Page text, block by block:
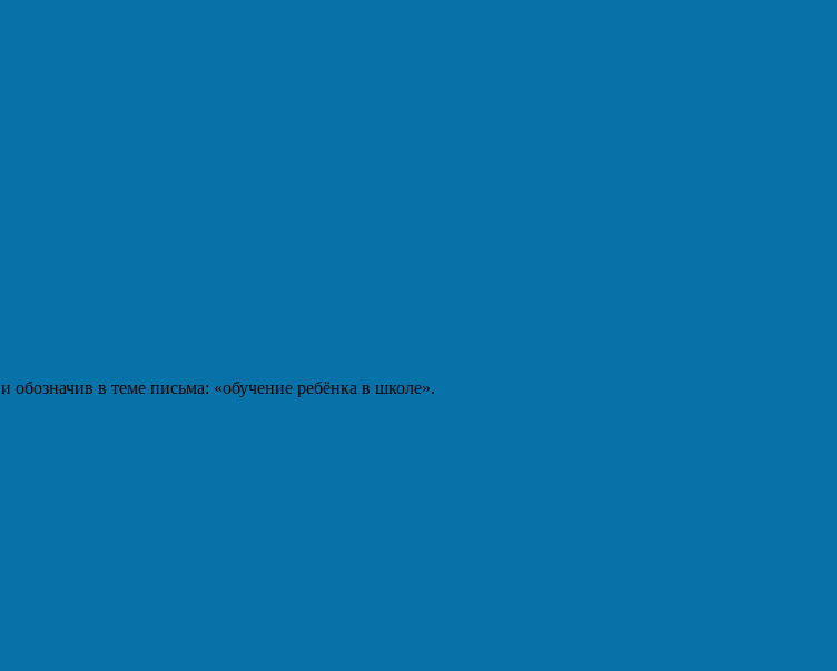
и обозначив в теме письма: «обучение ребёнка в школе».